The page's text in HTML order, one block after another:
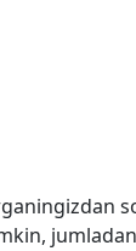
jumladan